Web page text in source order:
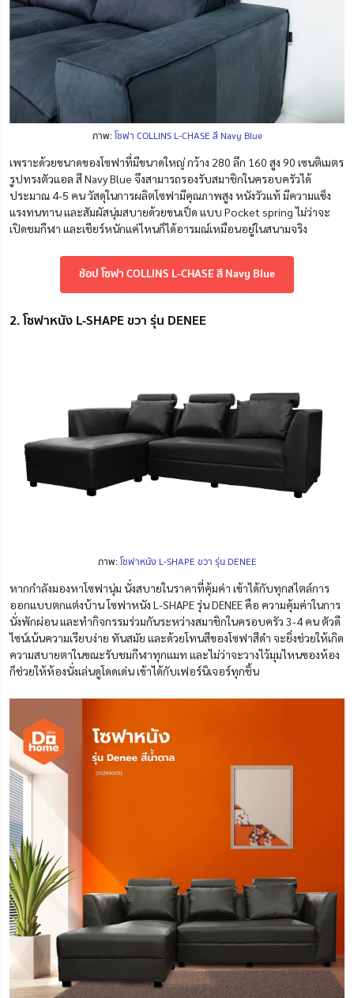
ภาพ:โซฟา COLLINS L-CHASE สี Navy Blue
เพราะด้วยขนาดของโซฟาที่มีขนาดใหญ่ กว้าง 280 ลึก 160 สูง 90 เซนติเมตร
รูปทรงตัวแอล สี Navy Blue จึงสามารถรองรับสมาชิกในครอบครัวได้
ประมาณ 4-5 คน วัสดุในการผลิตโซฟามีคุณภาพสูง หนังวัวแท้ มีความแข็ง
แรงทนทาน และสัมผัสนุ่มสบายด้วยขนเป็ด แบบ Pocket springไม่ว่าจะ
เปิดชมกีฬา และเชียร์หนักแค่ไหนก็ได้อารมณ์เหมือนอยู่ในสนามจริง
ช้อป โซฟา COLLINS L-CHASE สี Navy Blue
2. โซฟาหนัง L-SHAPE ขวา รุ่น DENEE
ภาพ:โซฟาหนัง L-SHAPE ขวา รุ่น DENEE
หากกำลังมองหาโซฟานุ่ม นั่งสบายในราคาที่คุ้มค่า เข้าได้กับทุกสไตล์การ
ออกแบบตกแต่งบ้านโซฟาหนัง L-SHAPE รุ่น DENEE คือ ความคุ้มค่าในการ
นั่งพักผ่อน และทำกิจกรรมร่วมกันระหว่างสมาชิกในครอบครัว 3-4 คน ตัวดี
ไซน์เน้นความเรียบง่าย ทันสมัย และด้วยโทนสีของโซฟาสีดำ จะยิ่งช่วยให้เกิด
ความสบายตาในขณะรับชมกีฬาทุกแมท และไม่ว่าจะวางไว้มุมไหนของห้อง
ก็ช่วยให้ห้องนั่งเล่นดูโดดเด่น เข้าได้กับเฟอร์นิเจอร์ทุกชิ้น